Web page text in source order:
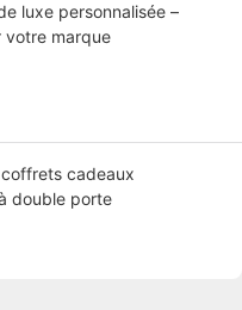
luxe personnalisée –
votre marque
cadeaux
double porte